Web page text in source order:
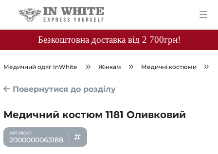
Безкоштовна доставка від 2 700грн!
Медичний одяг InWhite Жінкам Медичні костюми
Повернутися до розділу
Медичний костюм 1181 Оливковий
2000000063188